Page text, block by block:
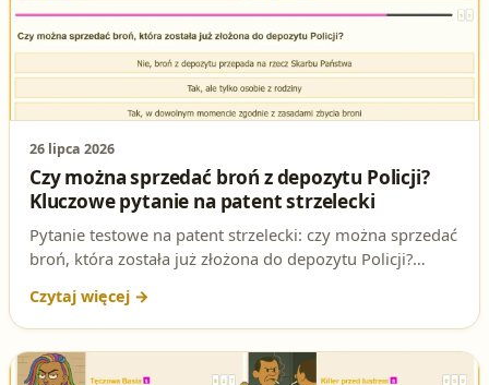
26 lipca 2026
Czy można sprzedać broń z depozytu Policji?
Kluczowe pytanie na patent strzelecki
Pytanie testowe na patent strzelecki: czy można sprzedać
broń, która została już złożona do depozytu Policji?